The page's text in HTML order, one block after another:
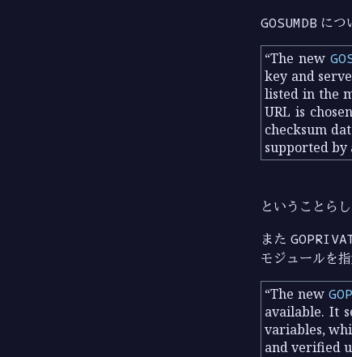
GOSUMDB につ
The new
key and
listed in the
URL is
checksum
supported by
ということらし
また
モジュールを
The new
available. It
variables,
and verified